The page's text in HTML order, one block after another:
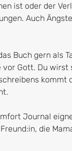
ist oder der
Auch
Buch gern als
vor Gott. Du wirst
kommt
Journal
die